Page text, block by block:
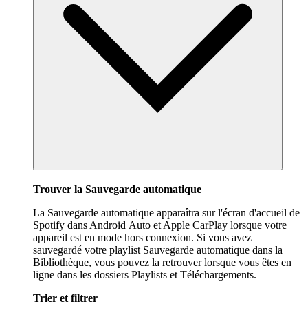
Trouver la Sauvegarde automatique
La Sauvegarde automatique apparaîtra sur l'écran d'accueil de
Spotify dans Android Auto et Apple CarPlay lorsque votre
appareil est en mode hors connexion. Si vous avez
sauvegardé votre playlist Sauvegarde automatique dans la
Bibliothèque, vous pouvez la retrouver lorsque vous êtes en
ligne dans les dossiers Playlists et Téléchargements.
Trier et filtrer